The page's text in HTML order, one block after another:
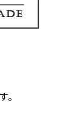
。